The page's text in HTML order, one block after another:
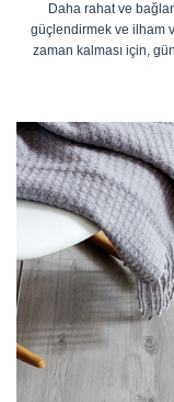
Daha rahat ve
güçlendirmek ve ilham
zaman kalması için,